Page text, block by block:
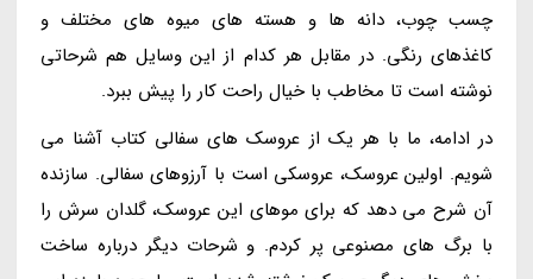
چسب چوب، دانه ها و هسته های میوه های مختلف و
کاغذهای رنگی. در مقابل هر کدام از این وسایل هم شرحاتی
نوشته است تا مخاطب با خیال راحت کار را پیش ببرد.
در ادامه، ما با هر یک از عروسک های سفالی کتاب آشنا می
شویم. اولین عروسک، عروسکی است با آرزوهای سفالی. سازنده
آن شرح می دهد که برای موهای این عروسک، گلدان سرش را
با برگ های مصنوعی پر کردم. و شرحات دیگر درباره ساخت